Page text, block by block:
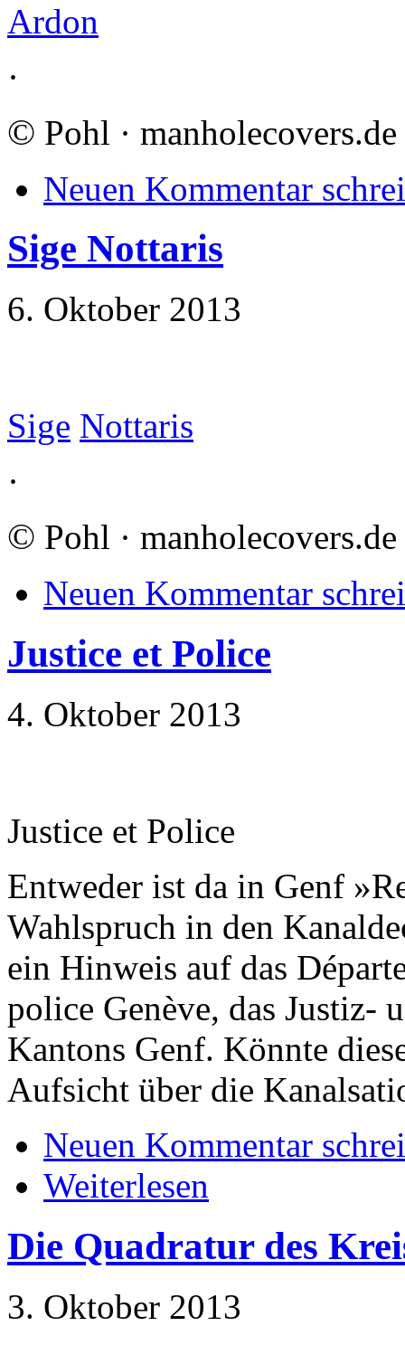
Ardon
·
© Pohl · manholecovers.de
Neuen Kommentar
Sige Nottaris
6. Oktober 2013
Sige Nottaris
·
© Pohl · manholecovers.de
Neuen Kommentar
Justice et Police
4. Oktober 2013
Justice et Police
Entweder ist da in Genf
Wahlspruch in den
ein Hinweis auf das
police Genève, das Justiz-
Kantons Genf. Könnte
Aufsicht über die
Neuen Kommentar
Weiterlesen
Die Quadratur des
3. Oktober 2013